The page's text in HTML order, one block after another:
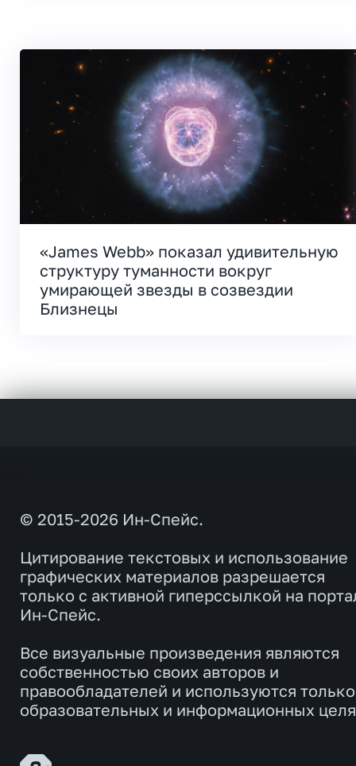
«James Webb» показал удивительную
структуру туманности вокруг
умирающей звезды в созвездии
Близнецы
© 2015-2026 Ин-Спейс.
Цитирование текстовых и использование
графических материалов разрешается
только с активной гиперссылкой на
Ин-Спейс.
Все визуальные произведения являются
собственностью своих авторов и
правообладателей и используются
образовательных и информационных